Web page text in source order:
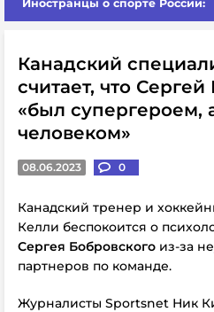
Иностранцы о спорте России:
Канадский
считает, что
«был супергероем,
человеком»
08.06.2023 0
Канадский тренер и
Келли беспокоится о
Сергея Бобровского из-за
партнеров по команде.
Журналисты Sportsnet Ник